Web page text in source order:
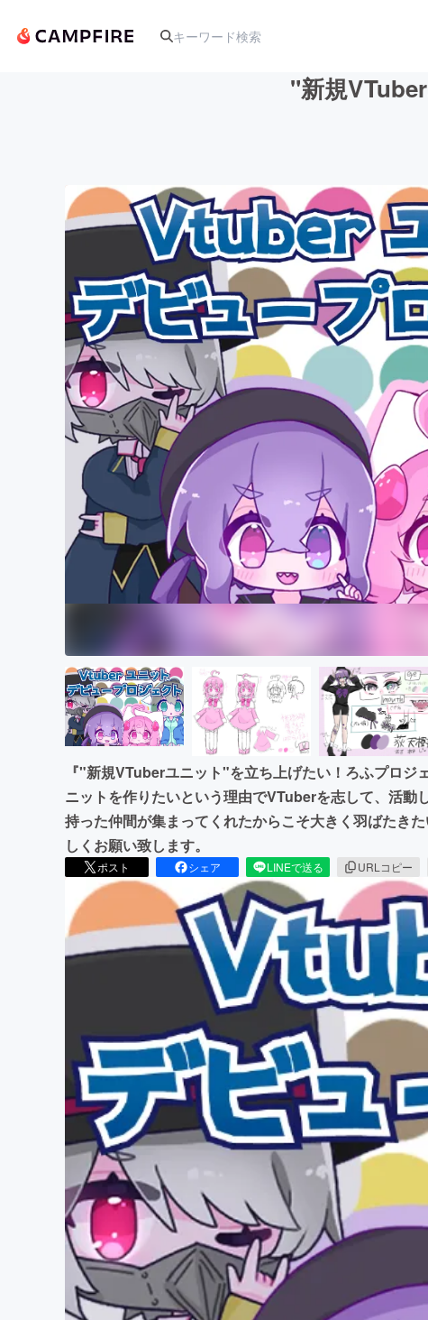
アート・写真
テクノロジー・ガジェット
映像・映画
ビジネス・起業
まちづくり・地域活性化
"新規
『"新規VTuberユニット"を立ち上げたい！ろふプロ
ニットを作りたいという理由でVTuberを志して、活動
持った仲間が集まってくれたからこそ大きく羽ばたき
しくお願い致します。
ポスト シェア LINEで送る URLコピー